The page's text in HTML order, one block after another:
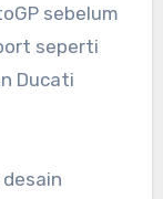
sebelum
seperti
Ducati